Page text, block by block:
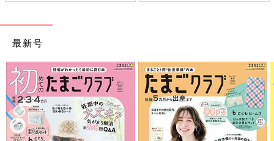
■その他のママライター体験談はこちら
[なつ＊プロフィール]
26歳で出産した、5歳の子どもをもつママライター。
早産で小さ
最新号